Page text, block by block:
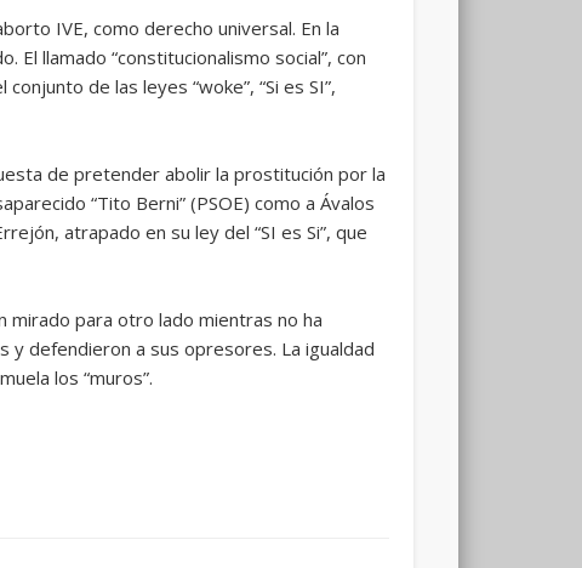
IVE, como derecho universal. En la
llamado “constitucionalismo social”, con
de las leyes “woke”, “Si es SI”,
de pretender abolir la prostitución por la
“Tito Berni” (PSOE) como a Ávalos
atrapado en su ley del “SI es Si”, que
mirado para otro lado mientras no ha
y defendieron a sus opresores. La igualdad
los “muros”.